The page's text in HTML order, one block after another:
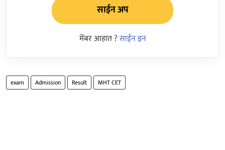
साईन अप
मेंबर आहात ?साईन इन
exam Admission Result MHT CET